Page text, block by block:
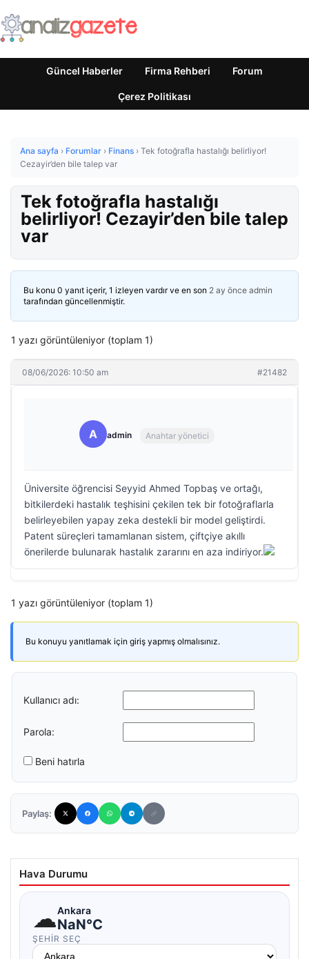
Güncel Haberler Firma Rehberi Forum
Çerez Politikası
Ana sayfa › Forumlar › Finans › Tek fotoğrafla hastalığı belirliyor!
Cezayir’den bile talep var
Tek fotoğrafla hastalığı
belirliyor! Cezayir’den bile talep
var
Bu konu 0 yanıt içerir, 1 izleyen vardır ve en son 2 ay önce admin
tarafından güncellenmiştir.
1 yazı görüntüleniyor (toplam 1)
08/06/2026: 10:50 am #21482
A admin Anahtar yönetici
Üniversite öğrencisi Seyyid Ahmed Topbaş ve ortağı,
bitkilerdeki hastalık teşhisini çekilen tek bir fotoğraflarla
belirleyebilen yapay zeka destekli bir model geliştirdi.
Patent süreçleri tamamlanan sistem, çiftçiye akıllı
önerilerde bulunarak hastalık zararını en aza indiriyor.
1 yazı görüntüleniyor (toplam 1)
Bu konuyu yanıtlamak için giriş yapmış olmalısınız.
Kullanıcı adı:
Parola:
Beni hatırla
Paylaş:
Hava Durumu
☁Ankara
NaN°C
ŞEHIR SEÇ